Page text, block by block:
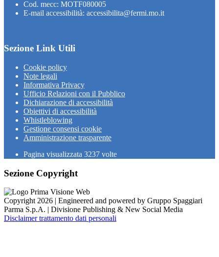
Cod. mecc: MOTF080005
E-mail accessibilità: accessibilita@fermi.mo.it
Sezione Link Utili
Cookie policy
Note legali
Informativa Privacy
Ufficio Relazioni con il Pubblico
Dichiarazione di accessibilità
Obiettivi di accessibilità
Whistleblowing
Gestione consensi cookie
Amministrazione trasparente
Pagina visualizzata 3237 volte
Sezione Copyright
Copyright 2026 | Engineered and powered by Gruppo Spaggiari
Parma S.p.A. | Divisione Publishing & New Social Media
Disclaimer trattamento dati personali